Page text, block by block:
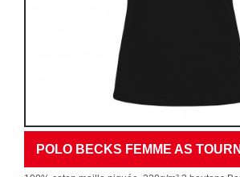
POLO BECKS FEMME AS